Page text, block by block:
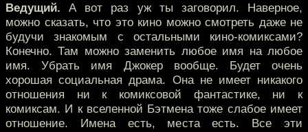
Ведущий. А вот раз уж ты заговорил. Наверное,
можно сказать, что это кино можно смотреть даже не
будучи знакомым с остальными кино-комиксами?
Конечно. Там можно заменить любое имя на любое
имя. Убрать имя Джокер вообще. Будет очень
хорошая социальная драма. Она не имеет никакого
отношения ни к комиксовой фантастике, ни к
комиксам. И к вселенной Бэтмена тоже слабое имеет
отношение. Имена есть, места есть. Все эти